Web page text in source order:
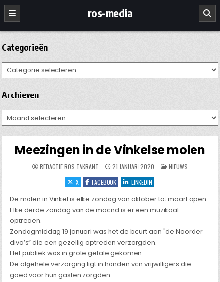
Ga
naar
de
inhoud
ros-media
Categorieën
Categorieën
Archieven
Archieven
Meezingen in de Vinkelse molen
REDACTIE ROS TVKRANT 21 JANUARI 2020 GEPLAATST
IN
NIEUWS
X
FACEBOOK LINKEDIN
De molen in Vinkel is elke zondag van oktober tot maart open.
Elke derde zondag van de maand is er een muzikaal
optreden.
Zondagmiddag 19 januari was het de beurt aan "de Noorder
diva’s” die een gezellig optreden verzorgden.
Het publiek was in grote getale gekomen.
De algehele verzorging ligt in handen van vrijwilligers die
goed voor hun gasten zorgden.